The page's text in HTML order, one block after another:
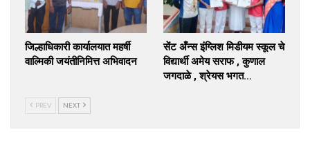
जिल्हाधिकारी कार्यालयात महर्षी
वाल्मिकी जयंतीनिमित्त अभिवादन
सेंट अँन्स इंग्लिश मिडीयम स्कूल चे
विद्यार्थी अमेय सराफ , कुणाल
जगदाळे , श्रेयस भगत…
PREV NEXT